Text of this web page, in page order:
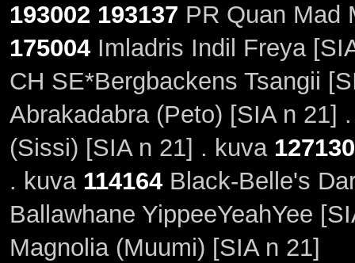
193002 193137 PR Quan Mad
175004Imladris Indil Freya
CH SE*Bergbackens Tsangii
Abrakadabra (Peto) [SIA n 21]
(Sissi) [SIA n 21] . kuva 127130
. kuva 114164Black-Belle's
Ballawhane YippeeYeahYee
Magnolia (Muumi) [SIA n 21]